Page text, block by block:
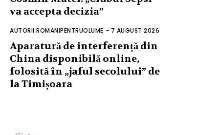
va accepta decizia”
AUTORII ROMANIPENTRUOLUME - 7 AUGUST 2026
Aparatură de interferență din
China disponibilă online,
folosită în „jaful secolului” de
la Timișoara